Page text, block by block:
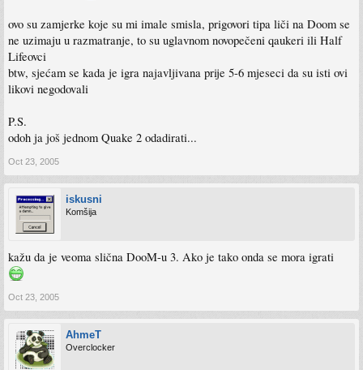
ovo su zamjerke koje su mi imale smisla, prigovori tipa liči na Doom se
ne uzimaju u razmatranje, to su uglavnom novopečeni qaukeri ili Half
Lifeovci
btw, sjećam se kada je igra najavljivana prije 5-6 mjeseci da su isti ovi
likovi negodovali
P.S.
odoh ja još jednom Quake 2 odadirati...
Oct 23, 2005
iskusni
Komšija
kažu da je veoma slična DooM-u 3. Ako je tako onda se mora igrati
Oct 23, 2005
AhmeT
Overclocker